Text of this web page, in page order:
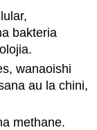
bakteria
wanaoishi
au la chini,
methane.